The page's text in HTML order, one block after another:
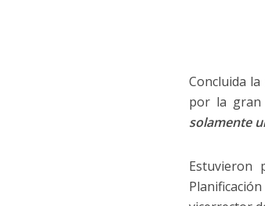
Concluida
por la gran
solamente
Estuvieron